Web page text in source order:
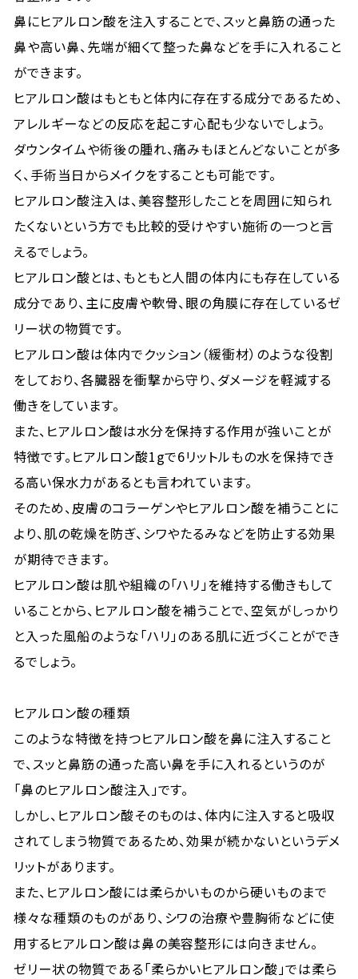
鼻にヒアルロン酸を注入することで、スッと鼻筋の通った
鼻や高い鼻、先端が細くて整った鼻などを手に入れること
ができます。
ヒアルロン酸はもともと体内に存在する成分であるため、
アレルギーなどの反応を起こす心配も少ないでしょう。
ダウンタイムや術後の腫れ、痛みもほとんどないことが多
く、手術当日からメイクをすることも可能です。
ヒアルロン酸注入は、美容整形したことを周囲に知られ
たくないという方でも比較的受けやすい施術の一つと言
えるでしょう。
ヒアルロン酸とは、もともと人間の体内にも存在している
成分であり、主に皮膚や軟骨、眼の角膜に存在しているゼ
リー状の物質です。
ヒアルロン酸は体内でクッション（緩衝材）のような役割
をしており、各臓器を衝撃から守り、ダメージを軽減する
働きをしています。
また、ヒアルロン酸は水分を保持する作用が強いことが
特徴です。ヒアルロン酸1gで6リットルもの水を保持でき
る高い保水力があるとも言われています。
そのため、皮膚のコラーゲンやヒアルロン酸を補うことに
より、肌の乾燥を防ぎ、シワやたるみなどを防止する効果
が期待できます。
ヒアルロン酸は肌や組織の「ハリ」を維持する働きもして
いることから、ヒアルロン酸を補うことで、空気がしっかり
と入った風船のような「ハリ」のある肌に近づくことができ
るでしょう。
ヒアルロン酸の種類
このような特徴を持つヒアルロン酸を鼻に注入すること
で、スッと鼻筋の通った高い鼻を手に入れるというのが
「鼻のヒアルロン酸注入」です。
しかし、ヒアルロン酸そのものは、体内に注入すると吸収
されてしまう物質であるため、効果が続かないというデメ
リットがあります。
また、ヒアルロン酸には柔らかいものから硬いものまで
様々な種類のものがあり、シワの治療や豊胸術などに使
用するヒアルロン酸は鼻の美容整形には向きません。
ゼリー状の物質である「柔らかいヒアルロン酸」では柔ら